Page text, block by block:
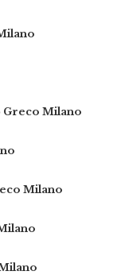
Greco Milano
Milano